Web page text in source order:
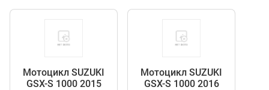
Мотоцикл SUZUKI
GSX-S 1000 2015
Мотоцикл SUZUKI
GSX-S 1000 2016